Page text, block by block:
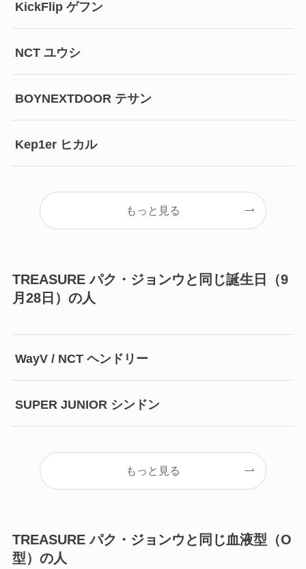
KickFlip ゲフン
NCT ユウシ
BOYNEXTDOOR テサン
Kep1er ヒカル
もっと見る
TREASURE パク・ジョンウと同じ誕生日（9
月28日）の人
WayV / NCT ヘンドリー
SUPER JUNIOR シンドン
もっと見る
TREASURE パク・ジョンウと同じ血液型（O
型）の人